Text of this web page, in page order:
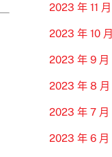
2023 年 11 月
2023 年 10 月
2023 年 9 月
2023 年 8 月
2023 年 7 月
2023 年 6 月